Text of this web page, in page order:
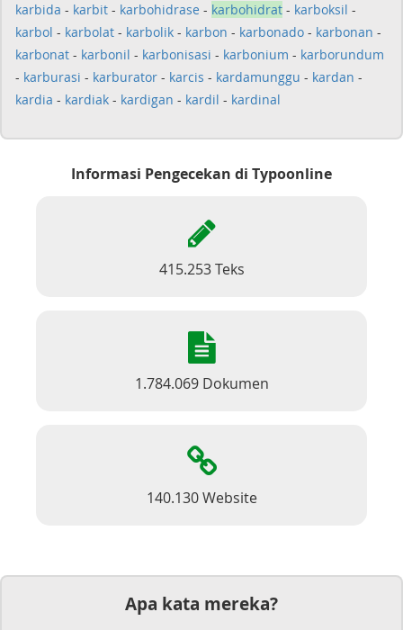
karbida - karbit - karbohidrase - karbohidrat - karboksil -
karbol - karbolat - karbolik - karbon - karbonado - karbonan -
karbonat - karbonil - karbonisasi - karbonium - karborundum
- karburasi - karburator - karcis - kardamunggu - kardan -
kardia - kardiak - kardigan - kardil - kardinal
Informasi Pengecekan di Typoonline
415.253 Teks
1.784.069 Dokumen
140.130 Website
Apa kata mereka?